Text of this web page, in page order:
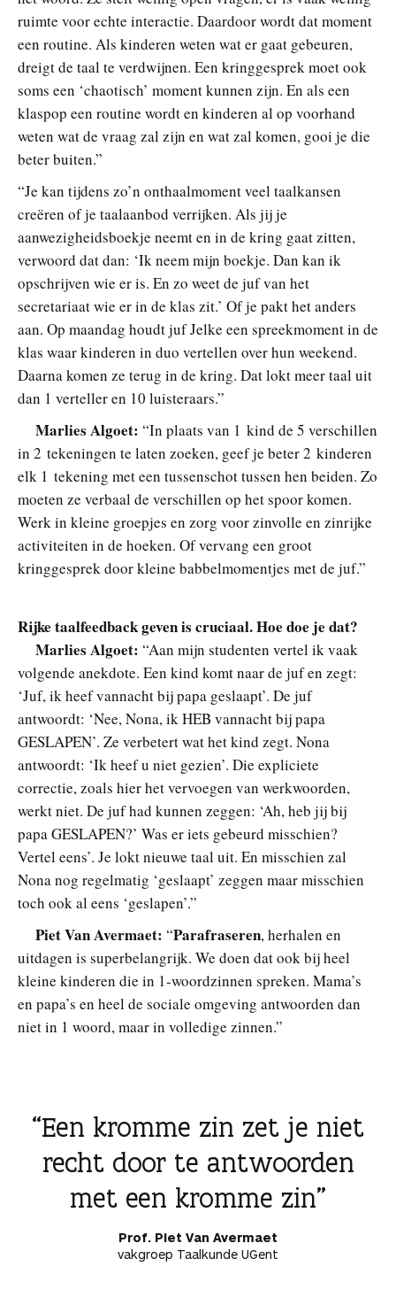
ruimte voor echte interactie. Daardoor wordt dat moment
een routine. Als kinderen weten wat er gaat gebeuren,
dreigt de taal te verdwijnen. Een kringgesprek moet ook
soms een ‘chaotisch’ moment kunnen zijn. En als een
klaspop een routine wordt en kinderen al op voorhand
weten wat de vraag zal zijn en wat zal komen, gooi je die
beter buiten.”
“Je kan tijdens zo’n onthaalmoment veel taalkansen
creëren of je taalaanbod verrijken. Als jij je
aanwezigheidsboekje neemt en in de kring gaat zitten,
verwoord dat dan: ‘Ik neem mijn boekje. Dan kan ik
opschrijven wie er is. En zo weet de juf van het
secretariaat wie er in de klas zit.’ Of je pakt het anders
aan. Op maandag houdt juf Jelke een spreekmoment in de
klas waar kinderen in duo vertellen over hun weekend.
Daarna komen ze terug in de kring. Dat lokt meer taal uit
dan 1 verteller en 10 luisteraars.”
Marlies Algoet: “In plaats van 1 kind de 5 verschillen
in 2 tekeningen te laten zoeken, geef je beter 2 kinderen
elk 1 tekening met een tussenschot tussen hen beiden. Zo
moeten ze verbaal de verschillen op het spoor komen.
Werk in kleine groepjes en zorg voor zinvolle en zinrijke
activiteiten in de hoeken. Of vervang een groot
kringgesprek door kleine babbelmomentjes met de juf.”
Rijke taalfeedback geven is cruciaal. Hoe doe je dat?
Marlies Algoet: “Aan mijn studenten vertel ik vaak
volgende anekdote. Een kind komt naar de juf en zegt:
‘Juf, ik heef vannacht bij papa geslaapt’. De juf
antwoordt: ‘Nee, Nona, ik HEB vannacht bij papa
GESLAPEN’. Ze verbetert wat het kind zegt. Nona
antwoordt: ‘Ik heef u niet gezien’. Die expliciete
correctie, zoals hier het vervoegen van werkwoorden,
werkt niet. De juf had kunnen zeggen: ‘Ah, heb jij bij
papa GESLAPEN?’ Was er iets gebeurd misschien?
Vertel eens’. Je lokt nieuwe taal uit. En misschien zal
Nona nog regelmatig ‘geslaapt’ zeggen maar misschien
toch ook al eens ‘geslapen’.”
Piet Van Avermaet: “Parafraseren, herhalen en
uitdagen is superbelangrijk. We doen dat ook bij heel
kleine kinderen die in 1-woordzinnen spreken. Mama’s
en papa’s en heel de sociale omgeving antwoorden dan
niet in 1 woord, maar in volledige zinnen.”
Een kromme zin zet je niet
recht door te antwoorden
met een kromme zin
Prof. Piet Van Avermaet
vakgroep Taalkunde UGent